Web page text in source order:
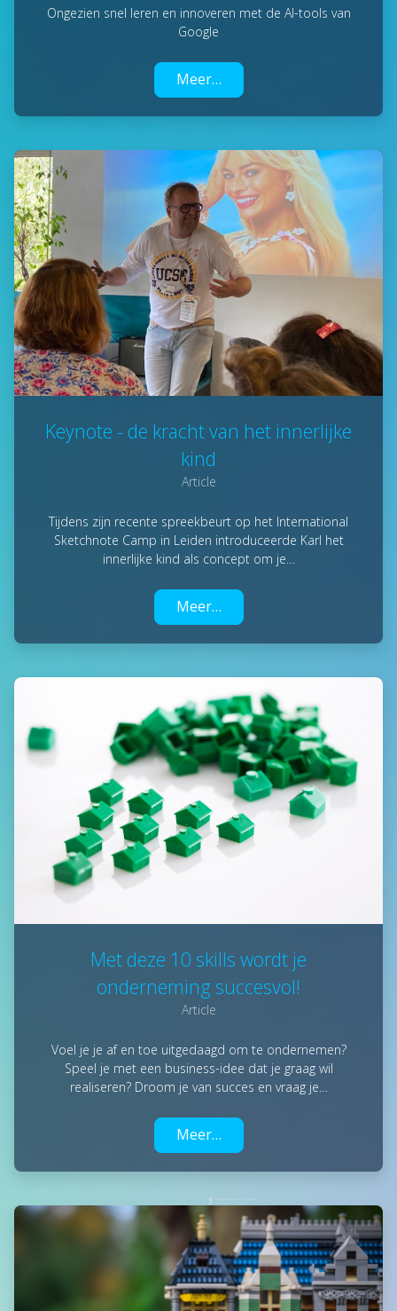
Ongezien snel leren en innoveren met de AI-tools van
Google
Meer…
Keynote - de kracht van het innerlijke
kind
Article
Tijdens zijn recente spreekbeurt op het International
Sketchnote Camp in Leiden introduceerde Karl het
innerlijke kind als concept om je…
Meer…
Met deze 10 skills wordt je
onderneming succesvol!
Article
Voel je je af en toe uitgedaagd om te ondernemen?
Speel je met een business-idee dat je graag wil
realiseren? Droom je van succes en vraag je…
Meer…